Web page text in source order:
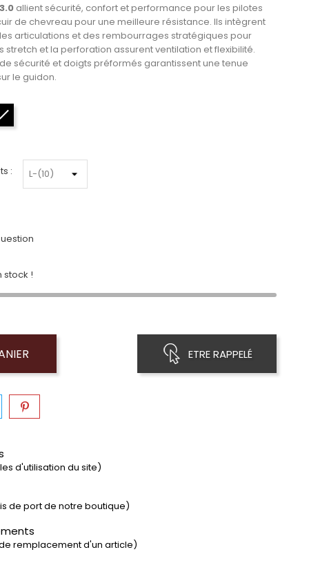
allient sécurité, confort et performance pour les pilotes
de chevreau pour une meilleure résistance. Ils intègrent
articulations et des rembourrages stratégiques pour
stretch et la perforation assurent ventilation et flexibilité.
sécurité et doigts préformés garantissent une tenue
le guidon.
:
stock !
ETRE RAPPELÉ
d'utilisation du site)
de port de notre boutique)
remplacement d'un article)